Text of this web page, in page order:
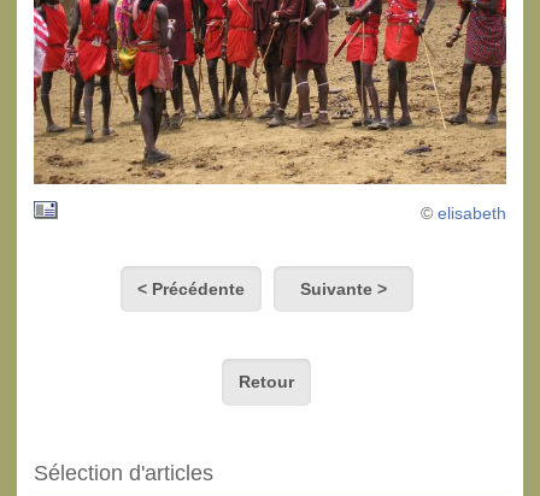
© elisabeth
< Précédente Suivante >
Retour
Sélection d'articles